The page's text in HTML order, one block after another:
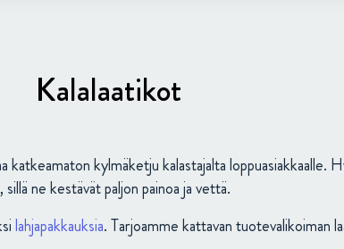
Kalalaatikot
katkeamaton kylmäketju kalastajalta loppuasiakkaalle.
ne kestävät paljon painoa ja vettä.
lahjapakkauksia. Tarjoamme kattavan tuotevalikoiman